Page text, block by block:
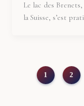
Le lac des
la Suisse, s’est
1 2